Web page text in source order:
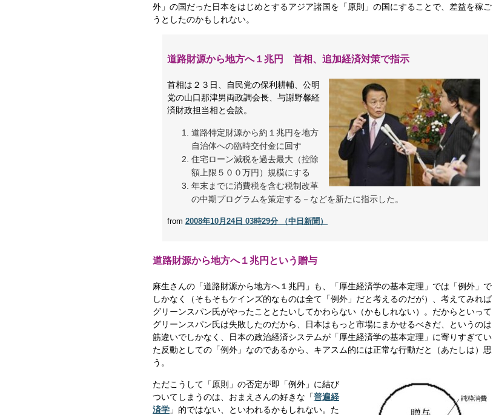
外」の国だった日本をはじめとするアジア諸国を「原則」の国にすることで、差益を稼ご
うとしたのかもしれない。
道路財源から地方へ１兆円 首相、追加経済対策で指示
首相は２３日、自民党の保利耕輔、公明
党の山口那津男両政調会長、与謝野馨経
済財政担当相と会談。
道路特定財源から約１兆円を地方
自治体への臨時交付金に回す
住宅ローン減税を過去最大（控除
額上限５００万円）規模にする
年末までに消費税を含む税制改革
の中期プログラムを策定する－などを新たに指示した。
from 2008年10月24日 03時29分 （中日新聞）
道路財源から地方へ１兆円という贈与
麻生さんの「道路財源から地方へ１兆円」も、「厚生経済学の基本定理」では「例外」で
しかなく（そもそもケインズ的なものは全て「例外」だと考えるのだが）、考えてみれば
グリーンスパン氏がやったこととたいしてかわらない（かもしれない）。だからといって
グリーンスパン氏は失敗したのだから、日本はもっと市場にまかせるべきだ、というのは
筋違いでしかなく、日本の政治経済システムが「厚生経済学の基本定理」に寄りすぎてい
た反動としての「例外」なのであるから、キアスム的には正常な行動だと（あたしは）思
う。
ただこうして「原則」の否定が即「例外」に結び
ついてしまうのは、おまえさんの好きな「普遍経
済学 」的ではない、といわれるかもしれない。た